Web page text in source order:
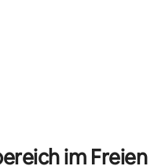
im Freien